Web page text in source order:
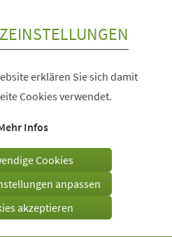
erklären Sie sich damit
Cookies verwendet.
Infos
Cookies
anpassen
akzeptieren